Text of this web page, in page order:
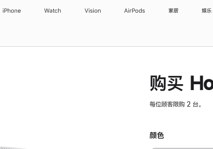
iPhone Watch Vision AirPods 家居 娱乐
购买
每位顾客限购 2 台。
颜色